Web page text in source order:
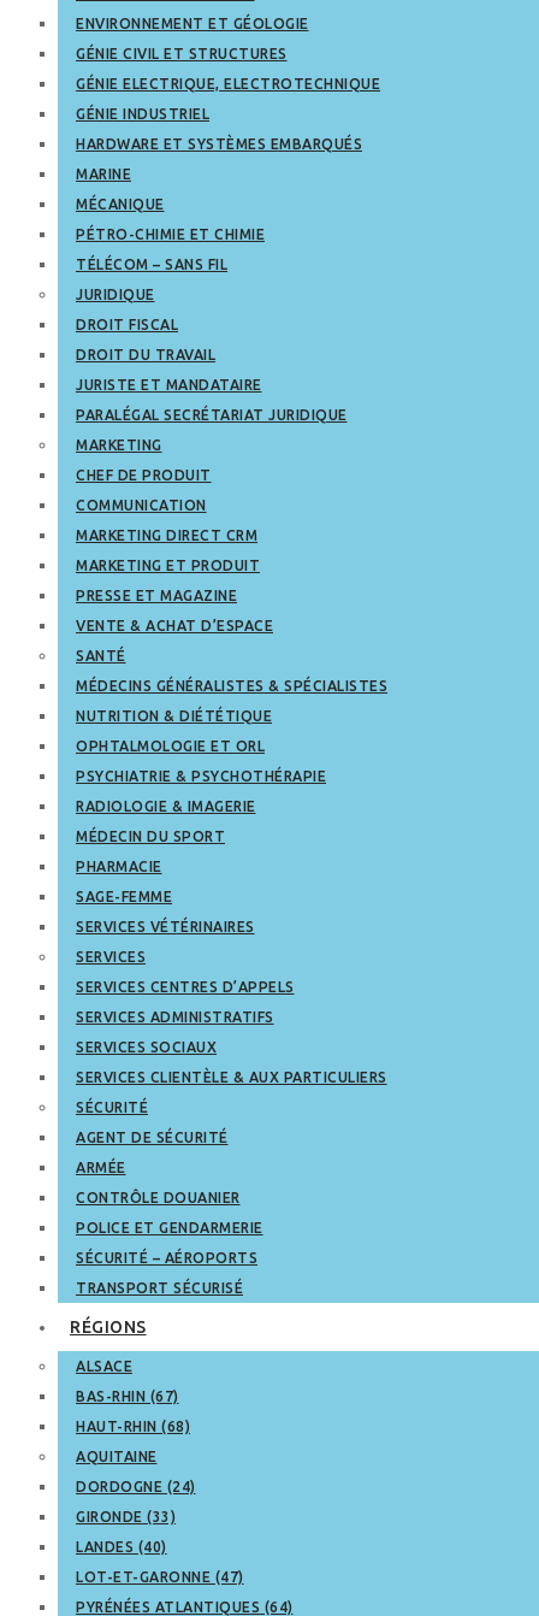
ENVIRONNEMENT ET GÉOLOGIE
GÉNIE CIVIL ET STRUCTURES
GÉNIE ELECTRIQUE, ELECTROTECHNIQUE
GÉNIE INDUSTRIEL
HARDWARE ET SYSTÈMES EMBARQUÉS
MARINE
MÉCANIQUE
PÉTRO-CHIMIE ET CHIMIE
TÉLÉCOM – SANS FIL
JURIDIQUE
DROIT FISCAL
DROIT DU TRAVAIL
JURISTE ET MANDATAIRE
PARALÉGAL SECRÉTARIAT JURIDIQUE
MARKETING
CHEF DE PRODUIT
COMMUNICATION
MARKETING DIRECT CRM
MARKETING ET PRODUIT
PRESSE ET MAGAZINE
VENTE & ACHAT D’ESPACE
SANTÉ
MÉDECINS GÉNÉRALISTES & SPÉCIALISTES
NUTRITION & DIÉTÉTIQUE
OPHTALMOLOGIE ET ORL
PSYCHIATRIE & PSYCHOTHÉRAPIE
RADIOLOGIE & IMAGERIE
MÉDECIN DU SPORT
PHARMACIE
SAGE-FEMME
SERVICES VÉTÉRINAIRES
SERVICES
SERVICES CENTRES D’APPELS
SERVICES ADMINISTRATIFS
SERVICES SOCIAUX
SERVICES CLIENTÈLE & AUX PARTICULIERS
SÉCURITÉ
AGENT DE SÉCURITÉ
ARMÉE
CONTRÔLE DOUANIER
POLICE ET GENDARMERIE
SÉCURITÉ – AÉROPORTS
TRANSPORT SÉCURISÉ
RÉGIONS
ALSACE
BAS-RHIN (67)
HAUT-RHIN (68)
AQUITAINE
DORDOGNE (24)
GIRONDE (33)
LANDES (40)
LOT-ET-GARONNE (47)
PYRÉNÉES ATLANTIQUES (64)